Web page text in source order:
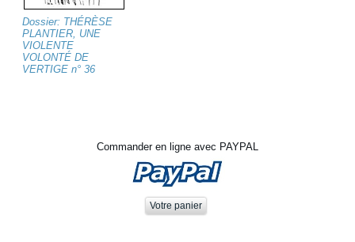
Dossier: THÉRÈSE
PLANTIER, UNE
VIOLENTE
VOLONTÉ DE
VERTIGE n° 36
Commander en ligne avec PAYPAL